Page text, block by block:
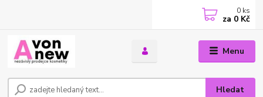
Menu
Hledat
0 ks
za 0 Kč